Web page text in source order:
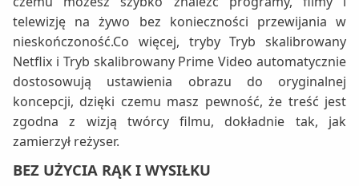
telewizję na żywo bez konieczności przewijania w
nieskończoność.Co więcej, tryby Tryb skalibrowany
Netflix i Tryb skalibrowany Prime Video automatycznie
dostosowują ustawienia obrazu do oryginalnej
koncepcji, dzięki czemu masz pewność, że treść jest
zgodna z wizją twórcy filmu, dokładnie tak, jak
zamierzył reżyser.
BEZ UŻYCIA RĄK I WYSIŁKU